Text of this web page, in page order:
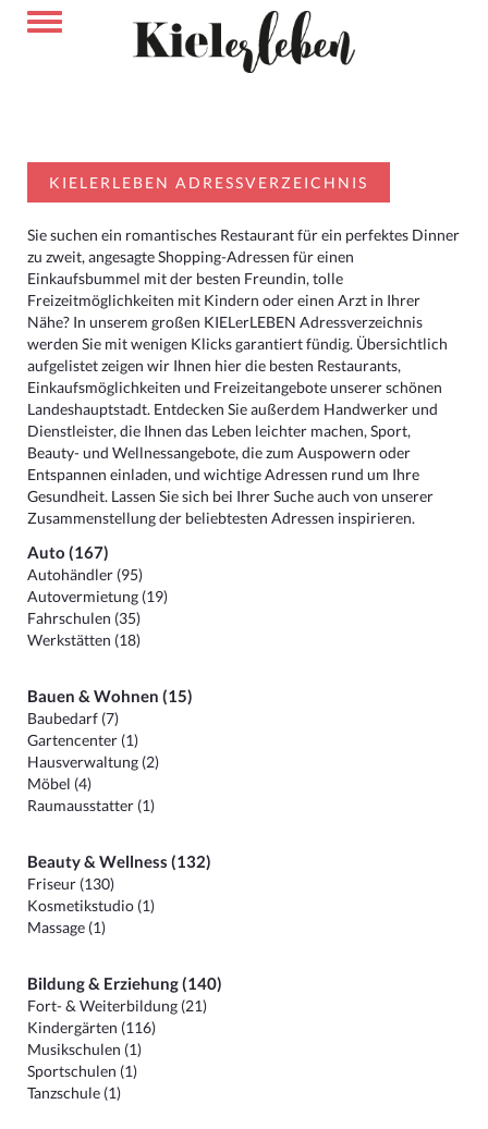
KIELERLEBEN ADRESSVERZEICHNIS
Sie suchen ein romantisches Restaurant für ein perfektes Dinner
zu zweit, angesagte Shopping-Adressen für einen
Einkaufsbummel mit der besten Freundin, tolle
Freizeitmöglichkeiten mit Kindern oder einen Arzt in Ihrer
Nähe? In unserem großen KIELerLEBEN Adressverzeichnis
werden Sie mit wenigen Klicks garantiert fündig. Übersichtlich
aufgelistet zeigen wir Ihnen hier die besten Restaurants,
Einkaufsmöglichkeiten und Freizeitangebote unserer schönen
Landeshauptstadt. Entdecken Sie außerdem Handwerker und
Dienstleister, die Ihnen das Leben leichter machen, Sport,
Beauty- und Wellnessangebote, die zum Auspowern oder
Entspannen einladen, und wichtige Adressen rund um Ihre
Gesundheit. Lassen Sie sich bei Ihrer Suche auch von unserer
Zusammenstellung der beliebtesten Adressen inspirieren.
Auto (167)
Autohändler (95)
Autovermietung (19)
Fahrschulen (35)
Werkstätten (18)
Bauen & Wohnen (15)
Baubedarf (7)
Gartencenter (1)
Hausverwaltung (2)
Möbel (4)
Raumausstatter (1)
Beauty & Wellness (132)
Friseur (130)
Kosmetikstudio (1)
Massage (1)
Bildung & Erziehung (140)
Fort- & Weiterbildung (21)
Kindergärten (116)
Musikschulen (1)
Sportschulen (1)
Tanzschule (1)